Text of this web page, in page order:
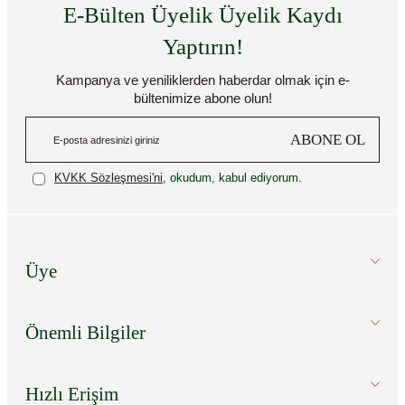
E-Bülten Üyelik Üyelik Kaydı
Yaptırın!
Kampanya ve yeniliklerden haberdar olmak için e-
bültenimize abone olun!
ABONE OL
KVKK Sözleşmesi'ni, okudum, kabul ediyorum.
Üye
Önemli Bilgiler
Hızlı Erişim